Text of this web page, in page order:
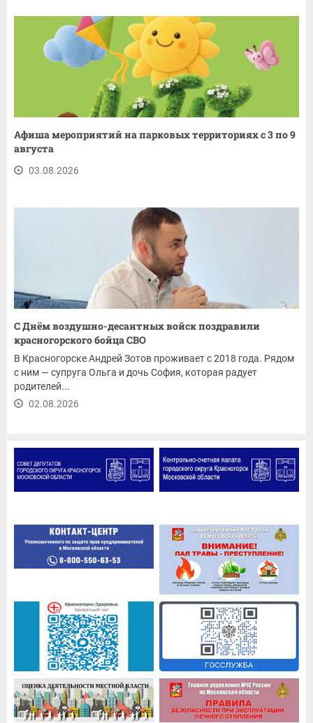
Афиша мероприятий на парковых территориях с 3 по 9
августа
03.08.2026
С Днём воздушно-десантных войск поздравили
красногорского бойца СВО
В Красногорске Андрей Зотов проживает с 2018 года. Рядом
с ним — супруга Ольга и дочь София, которая радует
родителей...
02.08.2026